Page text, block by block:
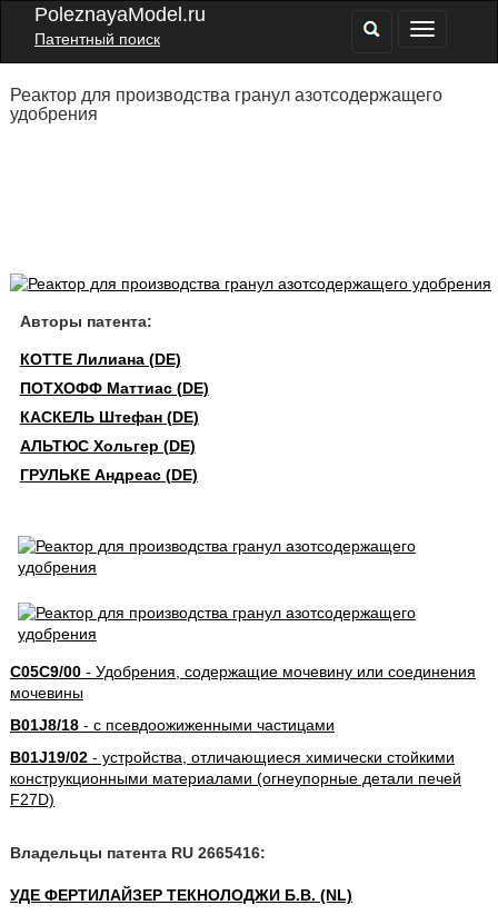
PoleznayaModel.ru
Патентный поиск
Реактор для производства гранул азотсодержащего
удобрения
Авторы патента:
КОТТЕ Лилиана (DE)
ПОТХОФФ Маттиас (DE)
КАСКЕЛЬ Штефан (DE)
АЛЬТЮС Хольгер (DE)
ГРУЛЬКЕ Андреас (DE)
C05C9/00- Удобрения, содержащие мочевину или соединения
мочевины
B01J8/18- с псевдоожиженными частицами
B01J19/02- устройства, отличающиеся химически стойкими
конструкционными материалами (огнеупорные детали печей
F27D)
Владельцы патента RU 2665416:
УДЕ ФЕРТИЛАЙЗЕР ТЕКНОЛОДЖИ Б.В. (NL)